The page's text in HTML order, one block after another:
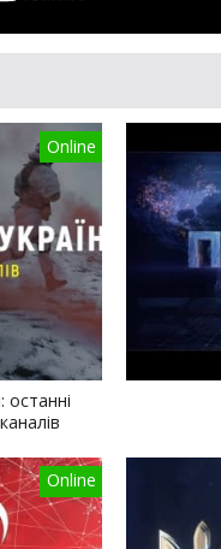
Online
останні
Online